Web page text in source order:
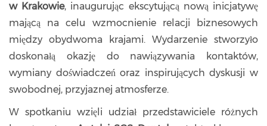
w Krakowie, inaugurując ekscytującą nową inicjatywę
mającą na celu wzmocnienie relacji biznesowych
między obydwoma krajami. Wydarzenie stworzyło
doskonałą okazję do nawiązywania kontaktów,
wymiany doświadczeń oraz inspirujących dyskusji w
swobodnej, przyjaznej atmosferze.
W spotkaniu wzięli udział przedstawiciele różnych